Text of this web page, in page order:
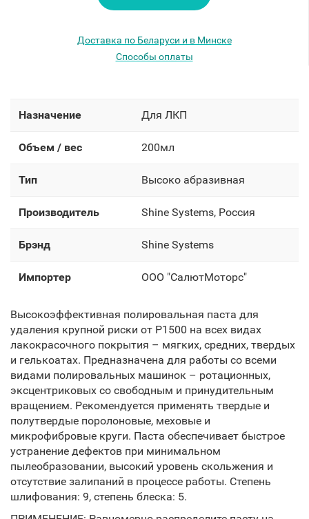
Доставка по Беларуси и в Минске
Способы оплаты
Назначение Для ЛКП
Объем / вес 200мл
Тип Высоко абразивная
Производитель Shine Systems, Россия
Брэнд Shine Systems
Импортер OOO "СалютМоторс"
Высокоэффективная полировальная паста для
удаления крупной риски от P1500 на всех видах
лакокрасочного покрытия – мягких, средних, твердых
и гелькоатах. Предназначена для работы со всеми
видами полировальных машинок – ротационных,
эксцентриковых со свободным и принудительным
вращением. Рекомендуется применять твердые и
полутвердые поролоновые, меховые и
микрофибровые круги. Паста обеспечивает быстрое
устранение дефектов при минимальном
пылеобразовании, высокий уровень скольжения и
отсутствие залипаний в процессе работы. Степень
шлифования: 9, степень блеска: 5.